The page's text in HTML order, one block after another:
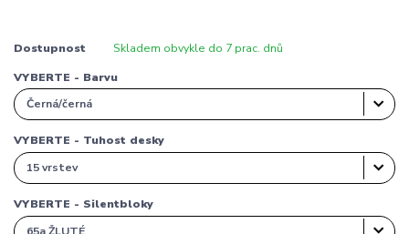
Dostupnost Skladem obvykle do 7 prac. dnů
VYBERTE - Barvu
VYBERTE - Tuhost desky
VYBERTE - Silentbloky